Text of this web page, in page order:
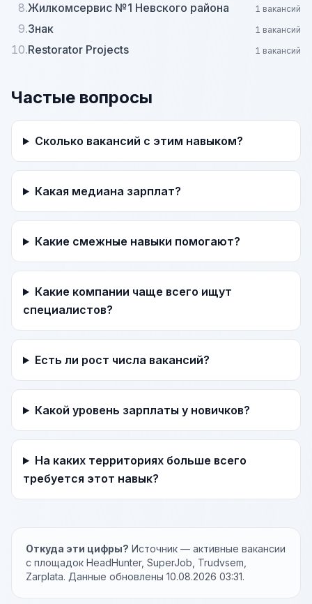
8.Жилкомсервис №1 Невского района 1 вакансий
9.Знак 1 вакансий
10.Restorator Projects 1 вакансий
Частые вопросы
Сколько вакансий с этим навыком?
Какая медиана зарплат?
Какие смежные навыки помогают?
Какие компании чаще всего ищут
специалистов?
Есть ли рост числа вакансий?
Какой уровень зарплаты у новичков?
На каких территориях больше всего
требуется этот навык?
Откуда эти цифры? Источник — активные вакансии
с площадок HeadHunter, SuperJob, Trudvsem,
Zarplata. Данные обновлены 10.08.2026 03:31.